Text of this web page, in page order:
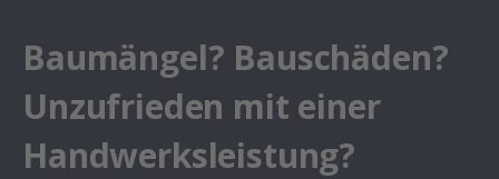
Baumängel? Bauschäden?
Unzufrieden mit einer
Handwerksleistung?